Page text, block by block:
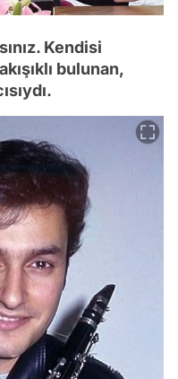
Kendisi
bulunan,